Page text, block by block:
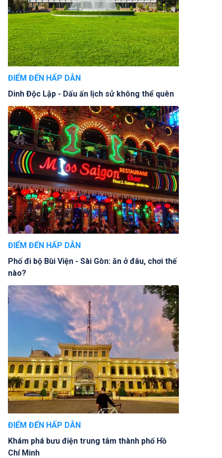
ĐIỂM ĐẾN HẤP DẪN
Dinh Độc Lập - Dấu ấn lịch sử không thể quên
ĐIỂM ĐẾN HẤP DẪN
Phố đi bộ Bùi Viện - Sài Gòn: ăn ở đâu, chơi thế
nào?
ĐIỂM ĐẾN HẤP DẪN
Khám phá bưu điện trung tâm thành phố Hồ
Chí Minh